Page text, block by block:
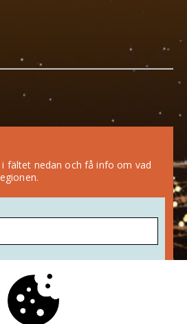
i fältet nedan och få info om vad
mina uppgifter sparas.